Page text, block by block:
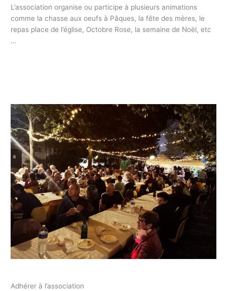
L’association organise ou participe à plusieurs animations
comme la chasse aux oeufs à Pâques, la fête des mères, le
repas place de l’église, Octobre Rose, la semaine de Noël, etc
…
Adhérer à l’association